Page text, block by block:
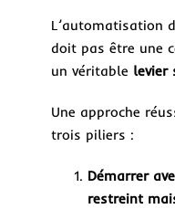
L’automatisation
doit pas être une
un véritable levier
Une approche
trois piliers :
Démarrer
restreint